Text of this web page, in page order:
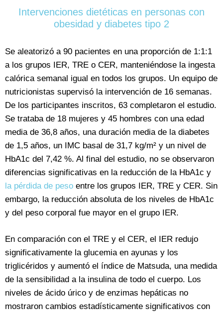
Intervenciones dietéticas en personas con
obesidad y diabetes tipo 2
Se aleatorizó a 90 pacientes en una proporción de 1:1:1
a los grupos IER, TRE o CER, manteniéndose la ingesta
calórica semanal igual en todos los grupos. Un equipo de
nutricionistas supervisó la intervención de 16 semanas.
De los participantes inscritos, 63 completaron el estudio.
Se trataba de 18 mujeres y 45 hombres con una edad
media de 36,8 años, una duración media de la diabetes
de 1,5 años, un IMC basal de 31,7 kg/m² y un nivel de
HbA1c del 7,42 %. Al final del estudio, no se observaron
diferencias significativas en la reducción de la HbA1c y
la pérdida de peso entre los grupos IER, TRE y CER. Sin
embargo, la reducción absoluta de los niveles de HbA1c
y del peso corporal fue mayor en el grupo IER.
En comparación con el TRE y el CER, el IER redujo
significativamente la glucemia en ayunas y los
triglicéridos y aumentó el índice de Matsuda, una medida
de la sensibilidad a la insulina de todo el cuerpo. Los
niveles de ácido úrico y de enzimas hepáticas no
mostraron cambios estadísticamente significativos con